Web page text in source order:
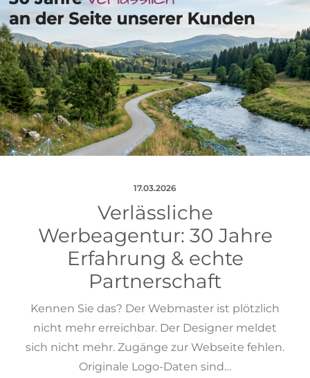
17.03.2026
Verlässliche
Werbeagentur: 30 Jahre
Erfahrung & echte
Partnerschaft
Kennen Sie das? Der Webmaster ist plötzlich
nicht mehr erreichbar. Der Designer meldet
sich nicht mehr. Zugänge zur Webseite fehlen.
Originale Logo-Daten sind…